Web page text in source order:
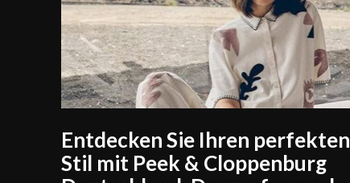
Entdecken Sie Ihren perfekten
Stil mit Peek & Cloppenburg